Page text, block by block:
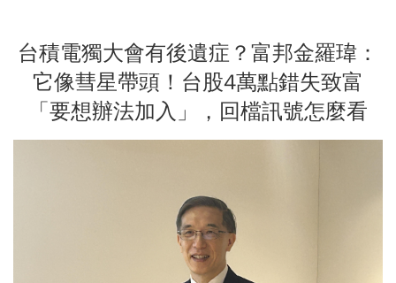
台積電獨大會有後遺症？富邦金羅瑋：
它像彗星帶頭！台股4萬點錯失致富
「要想辦法加入」，回檔訊號怎麼看